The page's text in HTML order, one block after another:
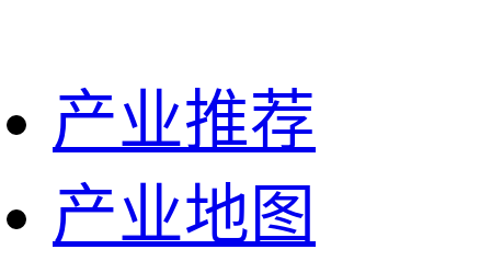
产业推荐
产业地图